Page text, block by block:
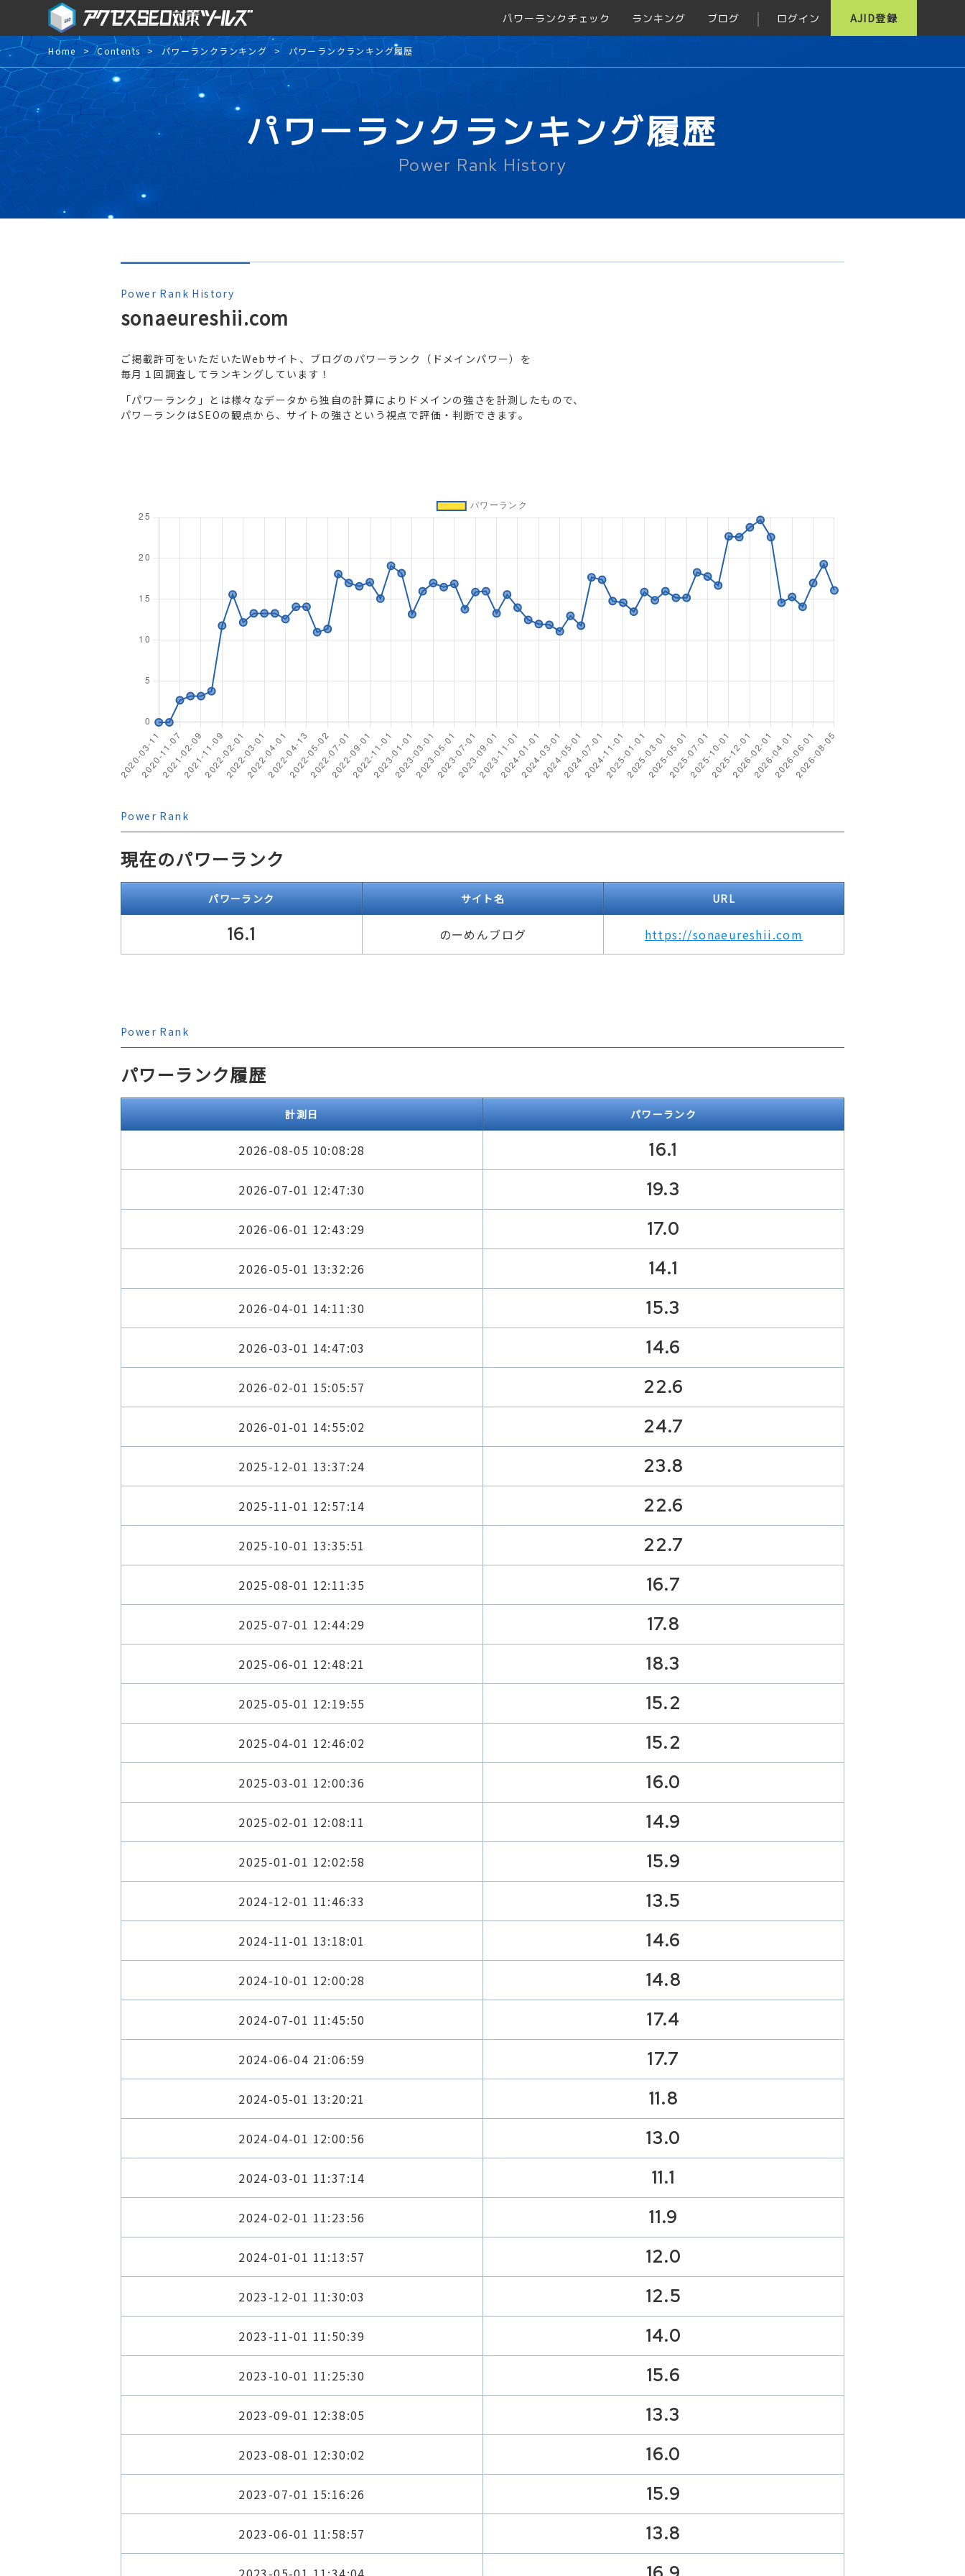
パワーランクチェック ランキング ブログ ログイン AJID登録
Home Contents パワーランクランキング パワーランクランキング履歴
パワーランクランキング履歴
Power Rank History
Power Rank History
sonaeureshii.com
ご掲載許可をいただいたWebサイト、ブログのパワーランク（ドメインパワー）を
毎月１回調査してランキングしています！
「パワーランク」とは様々なデータから独自の計算によりドメインの強さを計測したもので、
パワーランクはSEOの観点から、サイトの強さという視点で評価・判断できます。
Power Rank
現在のパワーランク
パワーランク サイト名 URL
16.1 のーめんブログ https://sonaeureshii.com
Power Rank
パワーランク履歴
計測日 パワーランク
2026-08-05 10:08:28 16.1
2026-07-01 12:47:30 19.3
2026-06-01 12:43:29 17.0
2026-05-01 13:32:26 14.1
2026-04-01 14:11:30 15.3
2026-03-01 14:47:03 14.6
2026-02-01 15:05:57 22.6
2026-01-01 14:55:02 24.7
2025-12-01 13:37:24 23.8
2025-11-01 12:57:14 22.6
2025-10-01 13:35:51 22.7
2025-08-01 12:11:35 16.7
2025-07-01 12:44:29 17.8
2025-06-01 12:48:21 18.3
2025-05-01 12:19:55 15.2
2025-04-01 12:46:02 15.2
2025-03-01 12:00:36 16.0
2025-02-01 12:08:11 14.9
2025-01-01 12:02:58 15.9
2024-12-01 11:46:33 13.5
2024-11-01 13:18:01 14.6
2024-10-01 12:00:28 14.8
2024-07-01 11:45:50 17.4
2024-06-04 21:06:59 17.7
2024-05-01 13:20:21 11.8
2024-04-01 12:00:56 13.0
2024-03-01 11:37:14 11.1
2024-02-01 11:23:56 11.9
2024-01-01 11:13:57 12.0
2023-12-01 11:30:03 12.5
2023-11-01 11:50:39 14.0
2023-10-01 11:25:30 15.6
2023-09-01 12:38:05 13.3
2023-08-01 12:30:02 16.0
2023-07-01 15:16:26 15.9
2023-06-01 11:58:57 13.8